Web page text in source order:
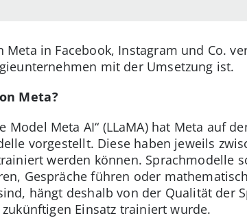
in Facebook, Instagram und Co.
mit der Umsetzung ist.
Meta?
Model Meta AI“ (LLaMA) hat Meta auf
vorgestellt. Diese haben jeweils
werden können. Sprachmodelle
Gespräche führen oder
hängt deshalb von der Qualität der
Einsatz trainiert wurde.